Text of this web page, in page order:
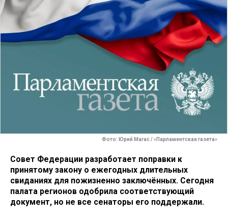
Фото: Юрий Магас / «Парламентская газета»
Совет Федерации разработает поправки к
принятому закону о ежегодных длительных
свиданиях для пожизненно заключённых. Сегодня
палата регионов одобрила соответствующий
документ, но не все сенаторы его поддержали.